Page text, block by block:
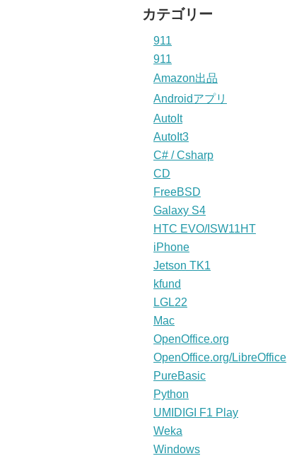
カテゴリー
911
911
Amazon出品
Androidアプリ
AutoIt
AutoIt3
C# / Csharp
CD
FreeBSD
Galaxy S4
HTC EVO/ISW11HT
iPhone
Jetson TK1
kfund
LGL22
Mac
OpenOffice.org
OpenOffice.org/LibreOffice
PureBasic
Python
UMIDIGI F1 Play
Weka
Windows